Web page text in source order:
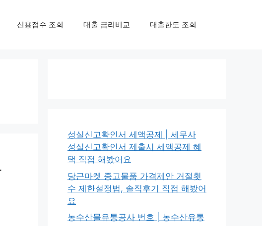
신용점수 조회 대출 금리비교 대출한도 조회
성실신고확인서 세액공제 | 세무사
성실신고확인서 제출시 세액공제 혜
택 직접 해봤어요
당근마켓 중고물품 가격제안 거절횟
수 제한설정법, 솔직후기 직접 해봤어
요
농수산물유통공사 번호 | 농수산유통